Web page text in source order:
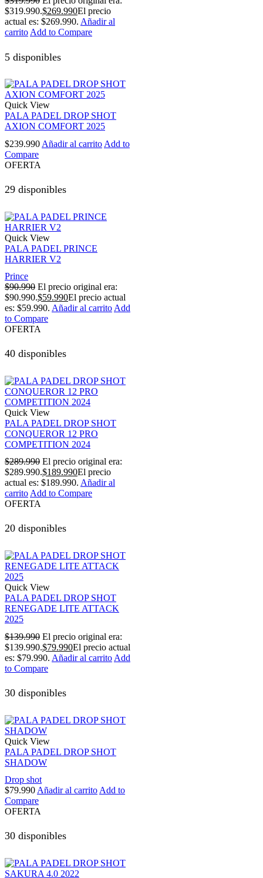
$319.990.$269.990El precio
actual es: $269.990. Añadir al
carrito Add to Compare
5 disponibles
Quick View
PALA PADEL DROP SHOT
AXION COMFORT 2025
$239.990 Añadir al carrito Add to
Compare
OFERTA
29 disponibles
Quick View
PALA PADEL PRINCE
HARRIER V2
Prince
$90.990 El precio original era:
$90.990.$59.990El precio actual
es: $59.990. Añadir al carrito Add
to Compare
OFERTA
40 disponibles
Quick View
PALA PADEL DROP SHOT
CONQUEROR 12 PRO
COMPETITION 2024
$289.990 El precio original era:
$289.990.$189.990El precio
actual es: $189.990. Añadir al
carrito Add to Compare
OFERTA
20 disponibles
Quick View
PALA PADEL DROP SHOT
RENEGADE LITE ATTACK
2025
$139.990 El precio original era:
$139.990.$79.990El precio actual
es: $79.990. Añadir al carrito Add
to Compare
30 disponibles
Quick View
PALA PADEL DROP SHOT
SHADOW
Drop shot
$79.990 Añadir al carrito Add to
Compare
OFERTA
30 disponibles